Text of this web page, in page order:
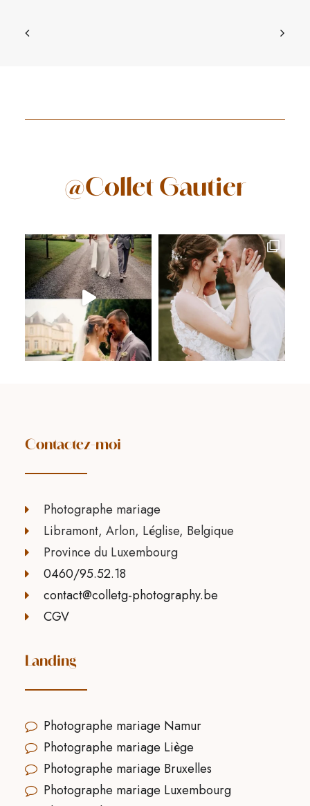
@Collet Gautier
Contactez-moi
Photographe mariage
Libramont, Arlon, Léglise, Belgique
Province du Luxembourg
0460/95.52.18
contact@colletg-photography.be
CGV
Landing
Photographe mariage Namur
Photographe mariage Liège
Photographe mariage Bruxelles
Photographe mariage Luxembourg